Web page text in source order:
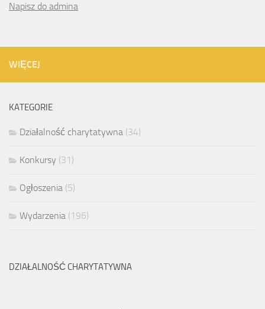
Napisz do admina
WIĘCEJ
KATEGORIE
Działalność charytatywna (34)
Konkursy (31)
Ogłoszenia (5)
Wydarzenia (196)
DZIAŁALNOŚĆ CHARYTATYWNA